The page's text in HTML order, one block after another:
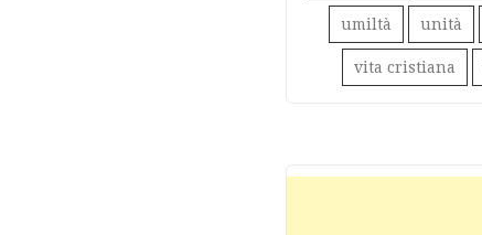
umiltà unità
vita cristiana